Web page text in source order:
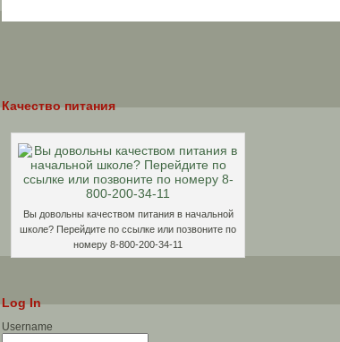
Качество питания
Вы довольны качеством питания в начальной
школе? Перейдите по ссылке или позвоните по
номеру 8-800-200-34-11
Log In
Username